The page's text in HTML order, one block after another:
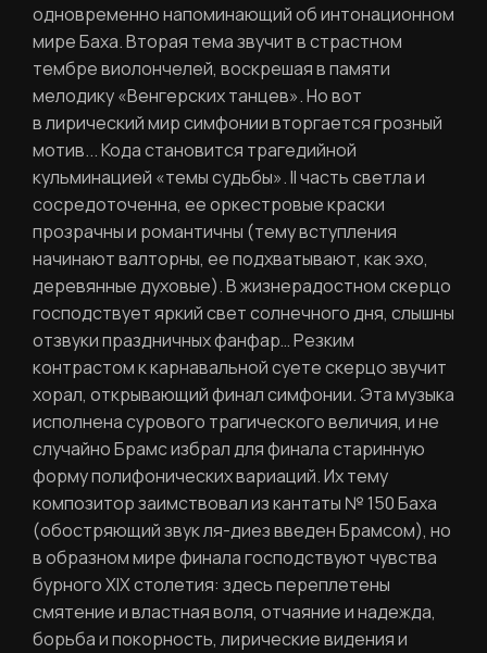
одновременно напоминающий об интонационном
мире Баха. Вторая тема звучит в страстном
тембре виолончелей, воскрешая в памяти
мелодику «Венгерских танцев». Но вот
в лирический мир симфонии вторгается грозный
мотив... Кода становится трагедийной
кульминацией «темы судьбы». II часть светла и
сосредоточенна, ее оркестровые краски
прозрачны и романтичны (тему вступления
начинают валторны, ее подхватывают, как эхо,
деревянные духовые). В жизнерадостном скерцо
господствует яркий свет солнечного дня, слышны
отзвуки праздничных фанфар… Резким
контрастом к карнавальной суете скерцо звучит
хорал, открывающий финал симфонии. Эта музыка
исполнена сурового трагического величия, и не
случайно Брамс избрал для финала старинную
форму полифонических вариаций. Их тему
композитор заимствовал из кантаты № 150 Баха
(обостряющий звук ля-диез введен Брамсом), но
в образном мире финала господствуют чувства
бурного XIX столетия: здесь переплетены
смятение и властная воля, отчаяние и надежда,
борьба и покорность, лирические видения и